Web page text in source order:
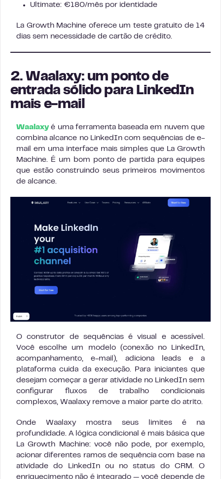
Ultimate: €180/mês por identidade
La Growth Machine oferece um teste gratuito de 14
dias sem necessidade de cartão de crédito.
2. Waalaxy: um ponto de
entrada sólido para LinkedIn
mais e-mail
Waalaxyé uma ferramenta baseada em nuvem que
combina alcance no LinkedIn com sequências de e-
mail em uma interface mais simples que La Growth
Machine. É um bom ponto de partida para equipes
que estão construindo seus primeiros movimentos
de alcance.
O construtor de sequências é visual e acessível.
Você escolhe um modelo (conexão no LinkedIn,
acompanhamento, e-mail), adiciona leads e a
plataforma cuida da execução. Para iniciantes que
desejam começar a gerar atividade no LinkedIn sem
configurar fluxos de trabalho condicionais
complexos, Waalaxy remove a maior parte do atrito.
Onde Waalaxy mostra seus limites é na
profundidade. A lógica condicional é mais básica que
La Growth Machine: você não pode, por exemplo,
acionar diferentes ramos de sequência com base na
atividade do LinkedIn ou no status do CRM. O
enriquecimento não é integrado — você depende de